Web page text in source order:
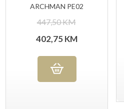
ARCHMAN PE02
447,50KM
cijena
bila
402,75KMTrenutna